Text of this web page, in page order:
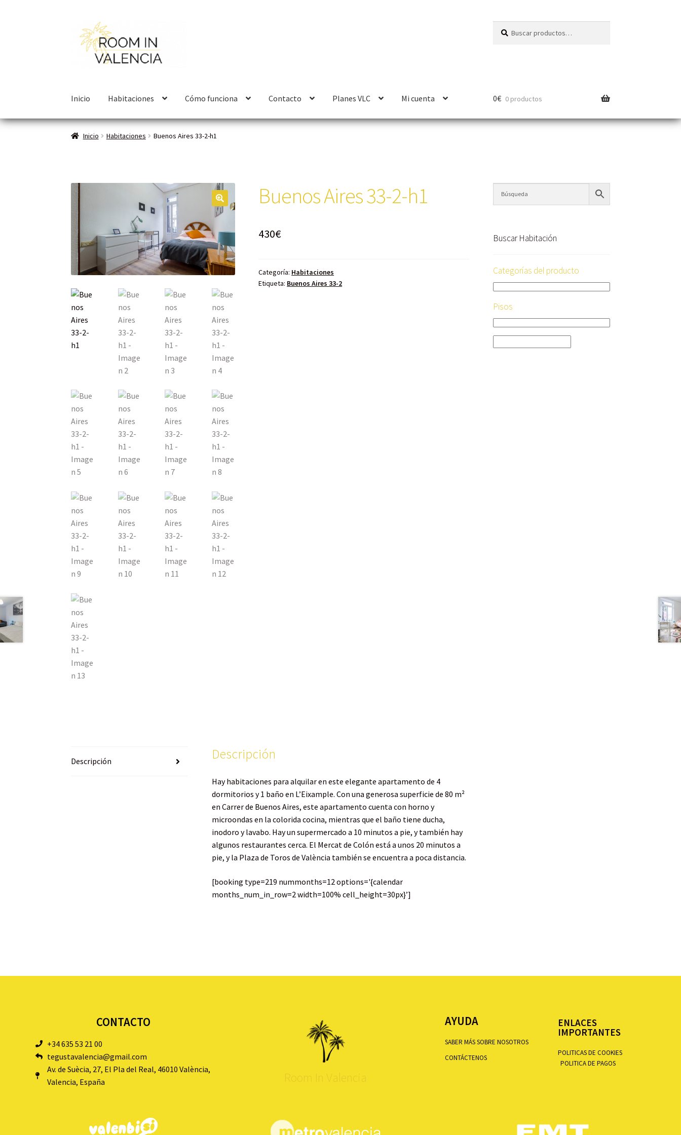
Inicio Habitaciones Cómo funciona Contacto Planes VLC Mi cuenta 0€ 0 productos
Inicio Habitaciones Buenos Aires 33-2-h1
🔍
Buenos Aires 33-2-h1
430€
Categoría: Habitaciones
Etiqueta: Buenos Aires 33-2
Descripción Descripción
Hay habitaciones para alquilar en este elegante apartamento de 4
dormitorios y 1 baño en L’Eixample. Con una generosa superficie de 80 m²
en Carrer de Buenos Aires, este apartamento cuenta con horno y
microondas en la colorida cocina, mientras que el baño tiene ducha,
inodoro y lavabo. Hay un supermercado a 10 minutos a pie, y también hay
algunos restaurantes cerca. El Mercat de Colón está a unos 20 minutos a
pie, y la Plaza de Toros de València también se encuentra a poca distancia.
[booking type=219 nummonths=12 options='{calendar
months_num_in_row=2 width=100% cell_height=30px}’]
Buscar Habitación
Categorías del producto
Pisos
CONTACTO
+34 635 53 21 00
tegustavalencia@gmail.com
Av. de Suècia, 27, El Pla del Real, 46010 València,
Valencia, España
Room In Valencia
AYUDA
SABER MÁS SOBRE NOSOTROS
CONTÁCTENOS
ENLACES
IMPORTANTES
POLITICAS DE COOKIES
POLITICA DE PAGOS